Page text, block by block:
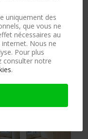
uniquement des
que vous ne
nécessaires au
Nous ne
Pour plus
consulter notre
.